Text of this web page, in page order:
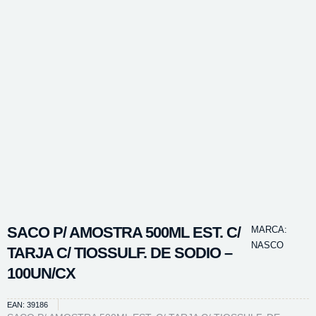
SACO P/ AMOSTRA 500ML EST. C/
TARJA C/ TIOSSULF. DE SODIO –
100UN/CX
MARCA:
NASCO
EAN: 39186